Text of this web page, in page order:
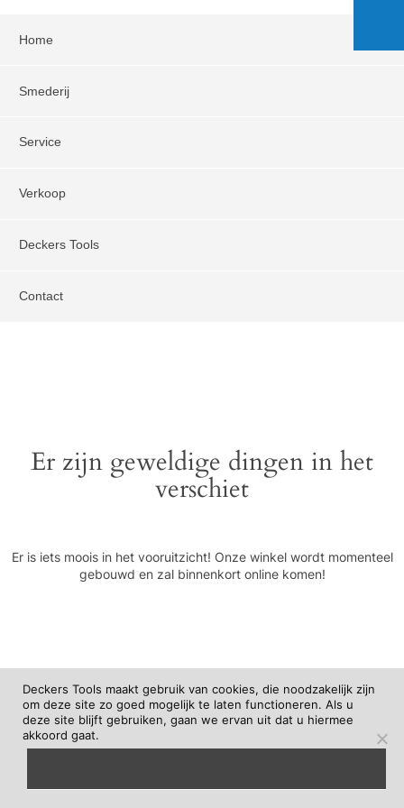
Home
Smederij
Service
Verkoop
Deckers Tools
Contact
Er zijn geweldige dingen in het
verschiet
Er is iets moois in het vooruitzicht! Onze winkel wordt momenteel
gebouwd en zal binnenkort online komen!
Deckers Tools maakt gebruik van cookies, die noodzakelijk zijn
om deze site zo goed mogelijk te laten functioneren. Als u
deze site blijft gebruiken, gaan we ervan uit dat u hiermee
akkoord gaat.